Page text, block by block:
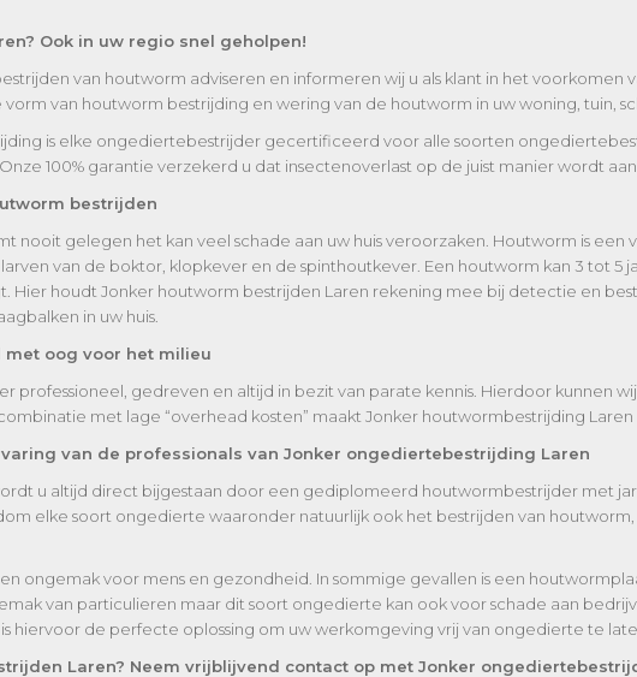
Ook in uw regio snel geholpen!
van houtworm adviseren en informeren wij u als klant in het
van houtworm bestrijding en wering van de houtworm in uw woning, tuin,
is elke ongediertebestrijder gecertificeerd voor alle soorten
100% garantie verzekerd u dat insectenoverlast op de juist manier wordt
bestrijden
nooit gelegen het kan veel schade aan uw huis veroorzaken. Houtworm is
van de boktor, klopkever en de spinthoutkever. Een houtworm kan 3 tot
Hier houdt Jonker houtworm bestrijden Laren rekening mee bij detectie en
in uw huis.
met oog voor het milieu
professioneel, gedreven en altijd in bezit van parate kennis. Hierdoor kunnen
met lage “overhead kosten” maakt Jonker houtwormbestrijding
van de professionals van Jonker ongediertebestrijding Laren
u altijd direct bijgestaan door een gediplomeerd houtwormbestrijder met
elke soort ongedierte waaronder natuurlijk ook het bestrijden van
ongemak voor mens en gezondheid. In sommige gevallen is een
van particulieren maar dit soort ongedierte kan ook voor schade aan
hiervoor de perfecte oplossing om uw werkomgeving vrij van ongedierte te
Laren? Neem vrijblijvend contact op met Jonker